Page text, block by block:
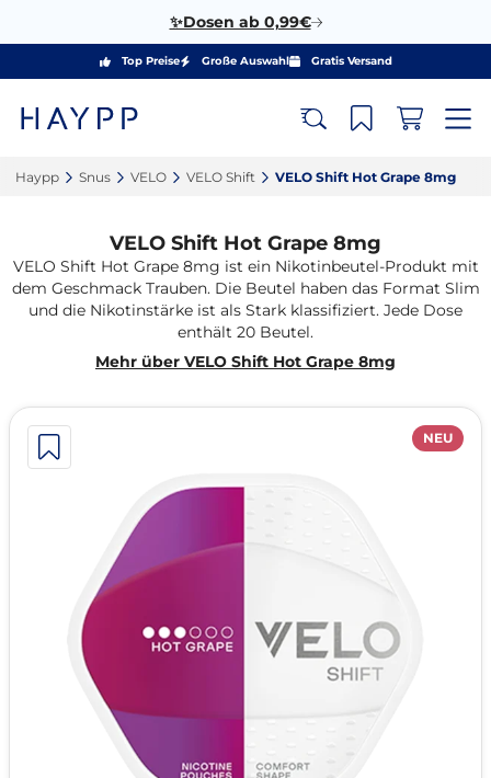
✨Dosen ab 0,99€
Top Preise Große Auswahl Gratis Versand
Haypp‎ Snus‎ VELO‎ VELO Shift‎ VELO Shift Hot Grape 8mg‎
NEU
VELO Shift Hot Grape 8mg
VELO Shift Hot Grape 8mg ist ein Nikotinbeutel-Produkt mit
dem Geschmack Trauben. Die Beutel haben das Format Slim
und die Nikotinstärke ist als Stark klassifiziert. Jede Dose
enthält 20 Beutel.
Mehr über VELO Shift Hot Grape 8mg